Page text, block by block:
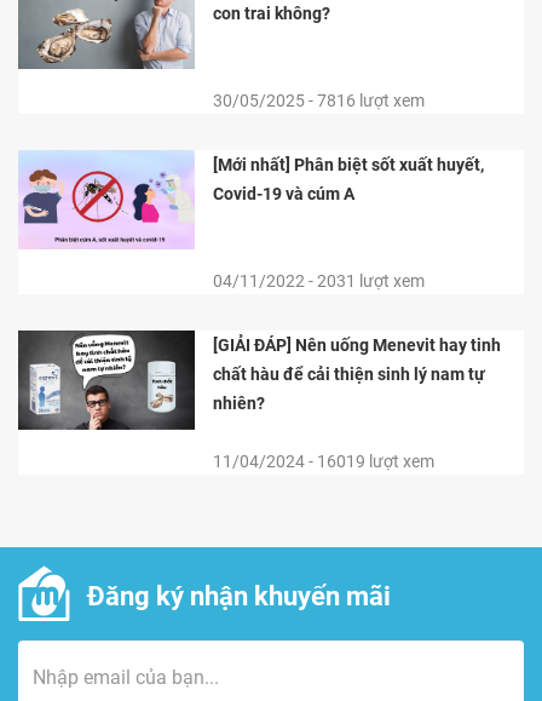
con trai không?
30/05/2025 - 7816 lượt xem
[Mới nhất] Phân biệt sốt xuất huyết,
Covid-19 và cúm A
04/11/2022 - 2031 lượt xem
[GIẢI ĐÁP] Nên uống Menevit hay tinh
chất hàu để cải thiện sinh lý nam tự
nhiên?
11/04/2024 - 16019 lượt xem
Đăng ký nhận khuyến mãi